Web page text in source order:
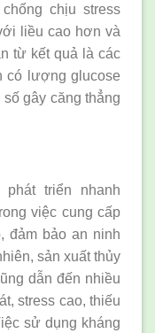
chịu stress
liều cao hơn và
từ kết quả là các
có lượng glucose
gây căng thẳng
triển nhanh
việc cung cấp
đảm bảo an ninh
sản xuất thủy
dẫn đến nhiều
stress cao, thiếu
sử dụng kháng